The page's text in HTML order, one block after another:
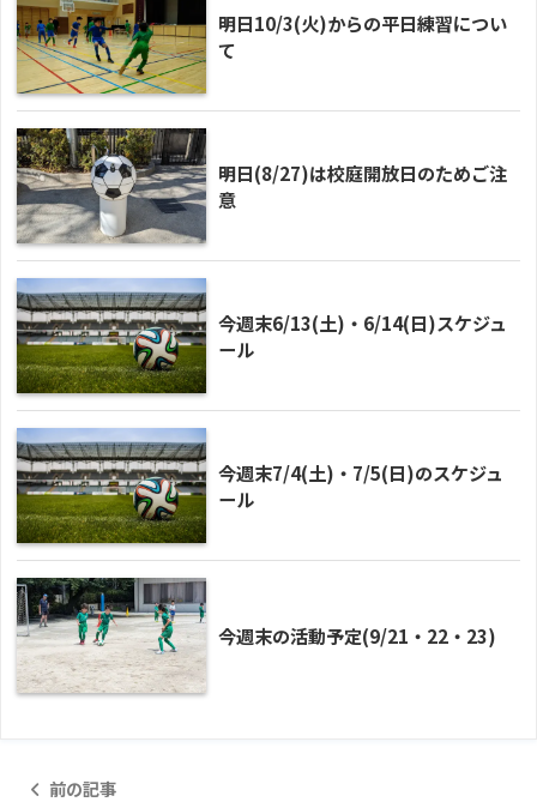
明日10/3(火)からの平日練習につい
て
明日(8/27)は校庭開放日のためご注
意
今週末6/13(土)・6/14(日)スケジュ
ール
今週末7/4(土)・7/5(日)のスケジュ
ール
今週末の活動予定(9/21・22・23)
前の記事